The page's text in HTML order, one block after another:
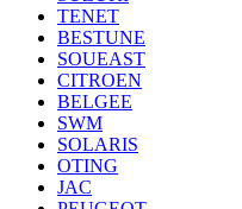
TENET
BESTUNE
SOUEAST
CITROEN
BELGEE
SWM
SOLARIS
OTING
JAC